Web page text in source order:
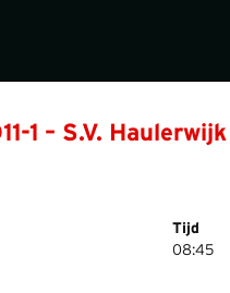
1 – S.V. Haulerwijk
Tijd
08:45